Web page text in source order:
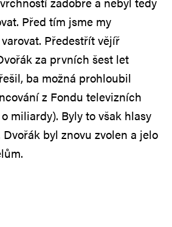
Před tím jsme my
Předestřít vějíř
za prvních šest let
ba možná prohloubil
z Fondu televizních
miliardy). Byly to však hlasy
byl znovu zvolen a jelo